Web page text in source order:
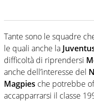
Tante sono le squadre
le quali anche la
difficoltà di riprendersi
anche dell’interesse del
Magpies che potrebbe
accapparrarsi il classe